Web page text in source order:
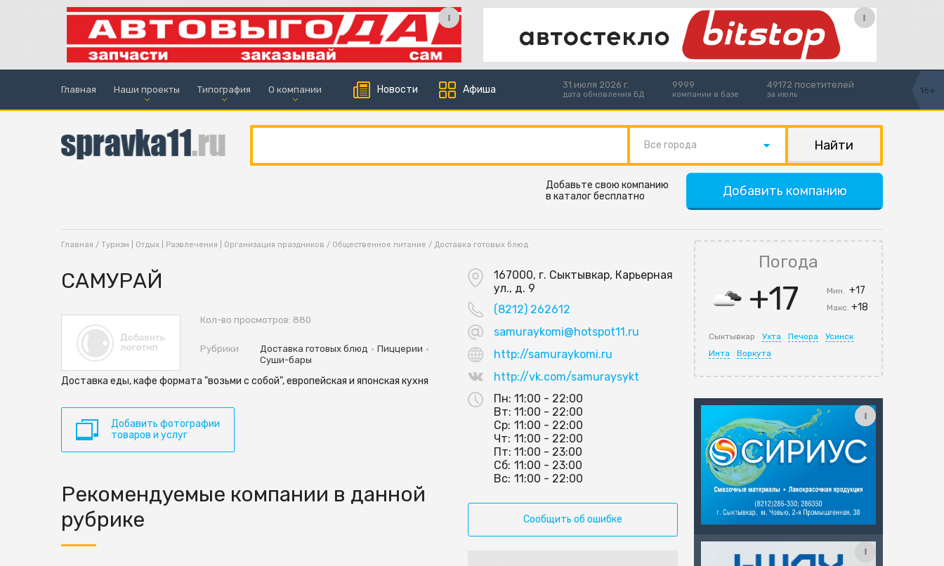
Главная Наши проекты Типография О компании Новости Афиша 31 июля 2026 г.
дата обновления БД
9999
компании в базе
49172 посетителей
за июль 16+
Все города
Добавить компанию
Добавьте свою компанию
в каталог бесплатно
Главная / Туризм | Отдых | Развлечения | Организация праздников / Общественное питание / Доставка готовых блюд
САМУРАЙ
Кол-во просмотров: 880
Рубрики Доставка готовых блюд • Пиццерии •
Суши-бары
Доставка еды, кафе формата "возьми с собой", европейская и японская кухня
167000, г. Сыктывкар, Карьерная
ул., д. 9
(8212) 262612
samuraykomi@hotspot11.ru
http://samuraykomi.ru
http://vk.com/samuraysykt
Пн:11:00 - 22:00
Вт:11:00 - 22:00
Ср: 11:00 - 22:00
Чт: 11:00 - 22:00
Пт:11:00 - 23:00
Сб: 11:00 - 23:00
Вс: 11:00 - 22:00
Сообщить об ошибке
Добавить фотографии
товаров и услуг
Рекомендуемые компании в данной
рубрике
Погода
+17 Мин.+17
Макс.+18
Сыктывкар Ухта Печора
Усинск
Инта
Воркута